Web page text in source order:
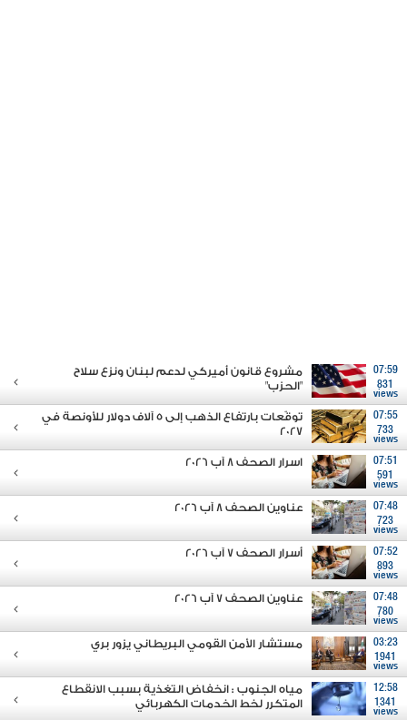
07:59
831
views
مشروع قانون أميركي لدعم لبنان ونزع سلاح
"الحزب"
07:55
733
views
توقّعات بارتفاع الذهب إلى 5 آلاف دولار للأونصة في
2027
07:51
591
views
اسرار الصحف 8 آب 2026
07:48
723
views
عناوين الصحف 8 آب 2026
07:52
893
views
أسرار الصحف 7 آب 2026
07:48
780
views
عناوين الصحف 7 آب 2026
03:23
1941
views
مستشار الأمن القومي البريطاني يزور بري
12:58
1341
views
مياه الجنوب : انخفاض التغذية بسبب الانقطاع
المتكرر لخط الخدمات الكهربائي